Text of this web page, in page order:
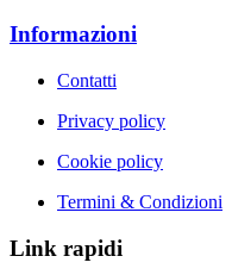
Informazioni
Contatti
Privacy policy
Cookie policy
Termini & Condizioni
Link rapidi